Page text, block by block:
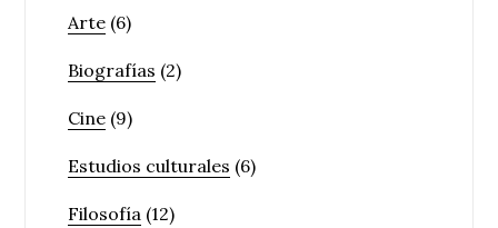
Arte (6)
Biografías (2)
Cine (9)
Estudios culturales (6)
Filosofía (12)